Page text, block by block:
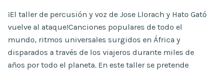
¡El taller de percusión y voz de Jose Llorach y Hato Gató
vuelve al ataque!Canciones populares de todo el
mundo, ritmos universales surgidos en África y
disparados a través de los viajeros durante miles de
años por todo el planeta. En este taller se pretende